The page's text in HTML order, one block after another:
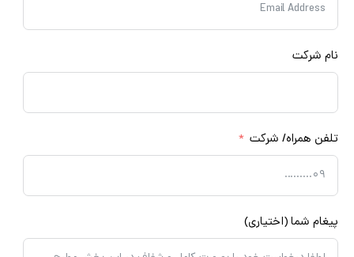
شرکت
همراه/ شرکت
شما (اختیاری)